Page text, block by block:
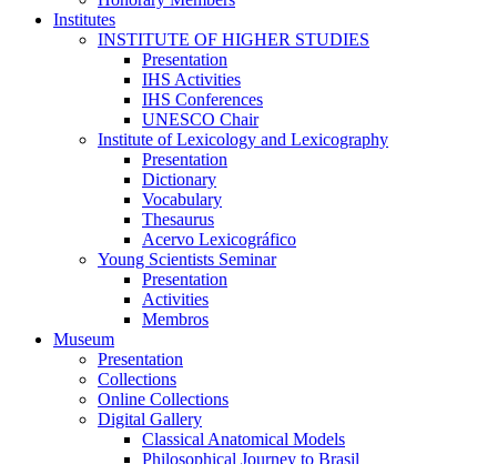
Institutes
INSTITUTE OF HIGHER STUDIES
Presentation
IHS Activities
IHS Conferences
UNESCO Chair
Institute of Lexicology and Lexicography
Presentation
Dictionary
Vocabulary
Thesaurus
Acervo Lexicográfico
Young Scientists Seminar
Presentation
Activities
Membros
Museum
Presentation
Collections
Online Collections
Digital Gallery
Classical Anatomical Models
Philosophical Journey to Brasil